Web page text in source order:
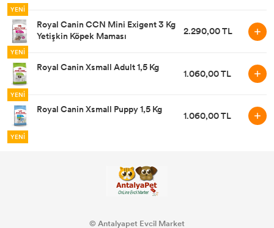
YENİ
YENİ
Royal Canin CCN Mini Exigent 3 Kg
Yetişkin Köpek Maması
2.290,00 TL
YENİ
Royal Canin Xsmall Adult 1,5 Kg
1.060,00 TL
YENİ
Royal Canin Xsmall Puppy 1,5 Kg
1.060,00 TL
© Antalyapet Evcil Market